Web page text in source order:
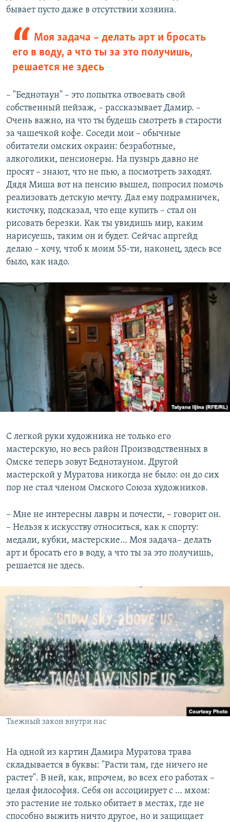
бывает пусто даже в отсутствии хозяина.
Моя задача – делать арт и бросать
его в воду, а что ты за это получишь,
решается не здесь
– "Беднотаун" – это попытка отвоевать свой
собственный пейзаж, – рассказывает Дамир. –
Очень важно, на что ты будешь смотреть в старости
за чашечкой кофе. Соседи мои – обычные
обитатели омских окраин: безработные,
алкоголики, пенсионеры. На пузырь давно не
просят – знают, что не пью, а посмотреть заходят.
Дядя Миша вот на пенсию вышел, попросил помочь
реализовать детскую мечту. Дал ему подрамничек,
кисточку, подсказал, что еще купить – стал он
рисовать березки. Как ты увидишь мир, каким
нарисуешь, таким он и будет. Сейчас апргейд
делаю – хочу, чтоб к моим 55-ти, наконец, здесь все
было, как надо.
С легкой руки художника не только его
мастерскую, но весь район Производственных в
Омске теперь зовут Беднотауном. Другой
мастерской у Муратова никогда не было: он до сих
пор не стал членом Омского Союза художников.
– Мне не интересны лавры и почести, – говорит он.
– Нельзя к искусству относиться, как к спорту:
медали, кубки, мастерские… Моя задача– делать
арт и бросать его в воду, а что ты за это получишь,
решается не здесь.
Таежный закон внутри нас
На одной из картин Дамира Муратова трава
складывается в буквы: "Расти там, где ничего не
растет". В ней, как, впрочем, во всех его работах –
целая философия. Себя он ассоциирует с … мхом:
это растение не только обитает в местах, где не
способно выжить ничто другое, но и защищает